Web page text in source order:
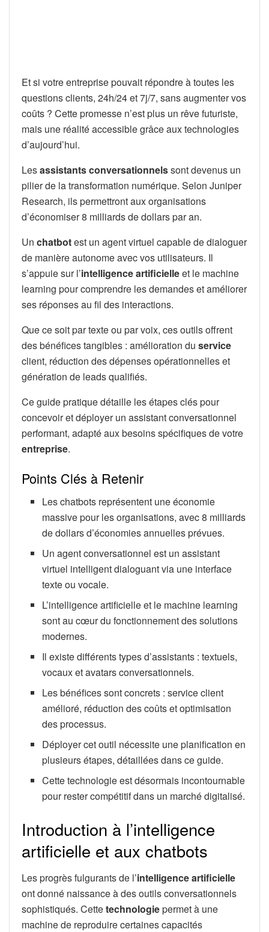
Et si votre entreprise pouvait répondre à toutes les
questions clients, 24h/24 et 7j/7, sans augmenter vos
coûts ? Cette promesse n’est plus un rêve futuriste,
mais une réalité accessible grâce aux technologies
d’aujourd’hui.
Lesassistants conversationnelssont devenus un
pilier de la transformation numérique. Selon Juniper
Research, ils permettront aux organisations
d’économiser 8 milliards de dollars par an.
Un chatbotest un agent virtuel capable de dialoguer
de manière autonome avec vos utilisateurs. Il
s’appuie sur l’intelligence artificielleet le machine
learning pour comprendre les demandes et améliorer
ses réponses au fil des interactions.
Que ce soit par texte ou par voix, ces outils offrent
des bénéfices tangibles : amélioration du service
client, réduction des dépenses opérationnelles et
génération de leads qualifiés.
Ce guide pratique détaille les étapes clés pour
concevoir et déployer un assistant conversationnel
performant, adapté aux besoins spécifiques de votre
entreprise.
Points Clés à Retenir
Les chatbots représentent une économie
massive pour les organisations, avec 8 milliards
de dollars d’économies annuelles prévues.
Un agent conversationnel est un assistant
virtuel intelligent dialoguant via une interface
texte ou vocale.
L’intelligence artificielle et le machine learning
sont au cœur du fonctionnement des solutions
modernes.
Il existe différents types d’assistants : textuels,
vocaux et avatars conversationnels.
Les bénéfices sont concrets : service client
amélioré, réduction des coûts et optimisation
des processus.
Déployer cet outil nécessite une planification en
plusieurs étapes, détaillées dans ce guide.
Cette technologie est désormais incontournable
pour rester compétitif dans un marché digitalisé.
Introduction à l’intelligence
artificielle et aux chatbots
Les progrès fulgurants de l’intelligence artificielle
ont donné naissance à des outils conversationnels
sophistiqués. Cettetechnologiepermet à une
machine de reproduire certaines capacités